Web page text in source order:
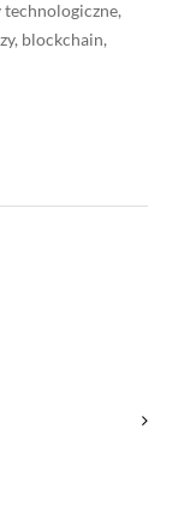
technologiczne,
blockchain,